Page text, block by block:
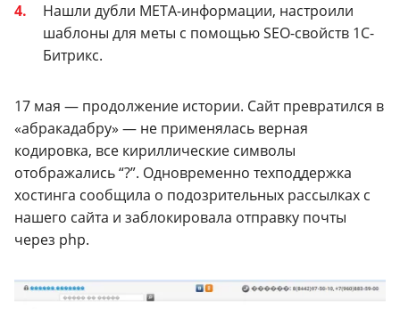
Нашли дубли META-информации, настроили
шаблоны для меты с помощью SEO-свойств 1С-
Битрикс.
17 мая — продолжение истории. Сайт превратился в
«абракадабру» — не применялась верная
кодировка, все кириллические символы
отображались “?”. Одновременно техподдержка
хостинга сообщила о подозрительных рассылках с
нашего сайта и заблокировала отправку почты
через php.